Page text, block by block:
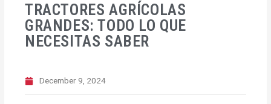
TRACTORES AGRÍCOLAS
GRANDES: TODO LO QUE
NECESITAS SABER
December 9, 2024